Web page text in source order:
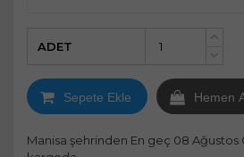
+
ADET
Sepete Ekle Hemen
Manisa şehrinden En geç 08 Ağustos